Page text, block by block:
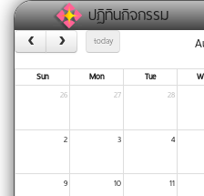
ปฏิทินกิจกรรม
today
Sun Mon Tue
26
27 28
2 3 4
9 10 11